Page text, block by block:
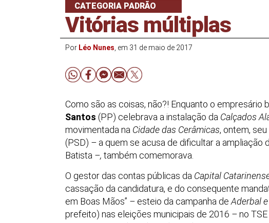
CATEGORIA PADRÃO
Vitórias múltiplas
Por Léo Nunes , em 31 de maio de 2017
Como são as coisas, não?! Enquanto o empresário
Santos (PP) celebrava a instalação da Calçados
movimentada na Cidade das Cerâmicas, ontem,
(PSD) – a quem se acusa de dificultar a ampliação
Batista –, também comemorava.
O gestor das contas públicas da Capital
cassação da candidatura, e do consequente
em Boas Mãos” – esteio da campanha de Aderbal
prefeito) nas eleições municipais de 2016 –no